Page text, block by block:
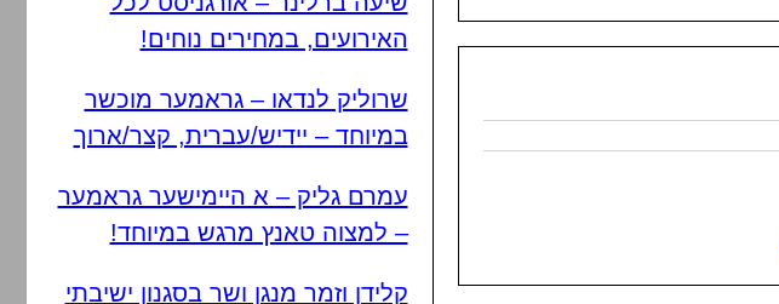
האירועים, במחירים נוחים!
שרוליק לנדאו – גראמער מוכשר
במיוחד – יידיש/עברית, קצר/ארוך
עמרם גליק – א היימישער גראמער
– למצוה טאנץ מרגש במיוחד!
קלידן וזמר מנגן ושר בסגנון ישיבתי